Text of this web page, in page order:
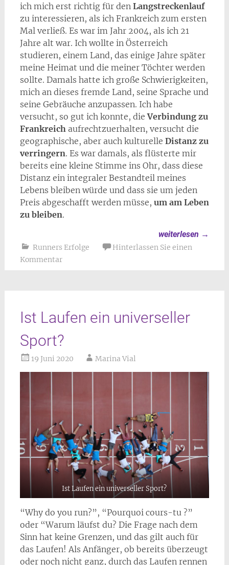
ich mich erst richtig für den Langstreckenlauf
zu interessieren, als ich Frankreich zum ersten
Mal verließ. Es war im Jahr 2004, als ich 21
Jahre alt war. Ich wollte in Österreich
studieren, einem Land, das einige Jahre später
meine Heimat und die meiner Töchter werden
sollte. Damals hatte ich große Schwierigkeiten,
mich an dieses fremde Land, seine Sprache und
seine Gebräuche anzupassen. Ich habe
versucht, so gut ich konnte, dieVerbindung zu
Frankreich aufrechtzuerhalten, versucht die
geographische, aber auch kulturelle Distanz zu
verringern. Es war damals, als flüsterte mir
bereits eine kleine Stimme ins Ohr, dass diese
Distanz ein integraler Bestandteil meines
Lebens bleiben würde und dass sie um jeden
Preis abgeschafft werden müsse, um am Leben
zu bleiben.
weiterlesen →
Runners Erfolge
Hinterlassen Sie einen
Kommentar
Ist Laufen ein universeller
Sport?
19 Juni 2020 Marina Vial
Ist Laufen ein universeller Sport?
“Why do you run?”, “Pourquoi cours-tu ?”
oder “Warum läufst du? Die Frage nach dem
Sinn hat keine Grenzen, und das gilt auch für
das Laufen! Als Anfänger, ob bereits überzeugt
oder noch nicht ganz, durch das Laufen rennen